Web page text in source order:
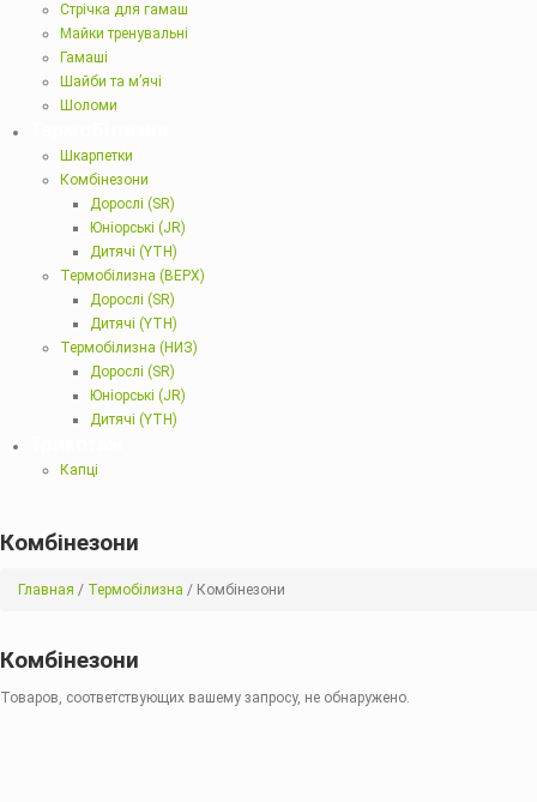
Стрічка для гамаш
Майки тренувальні
Гамаші
Шайби та м’ячі
Шоломи
Шкарпетки
Комбінезони
Дорослі (SR)
Юніорські (JR)
Дитячі (YTH)
Термобілизна (ВЕРХ)
Дорослі (SR)
Дитячі (YTH)
Термобілизна (НИЗ)
Дорослі (SR)
Юніорські (JR)
Дитячі (YTH)
Капці
Комбінезони
Главная / Термобілизна / Комбінезони
Комбінезони
Товаров, соответствующих вашему запросу, не обнаружено.